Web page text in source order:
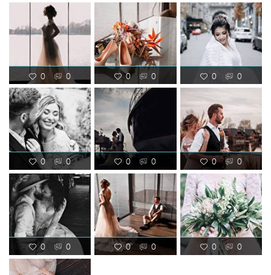
0 0 0 0 0 0
0 0 0 0 0 0
0 0 0 0 0 0